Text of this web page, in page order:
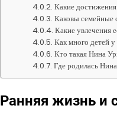
Какие
Каковы семейные
Какие увлечения
Как много детей
Кто такая Нина
Где родилась
Ранняя жизнь и